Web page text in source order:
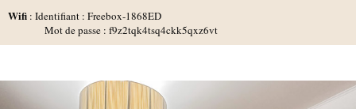
Wifi : Identifiant : Freebox-1868ED
Mot de passe : f9z2tqk4tsq4ckk5qxz6vt